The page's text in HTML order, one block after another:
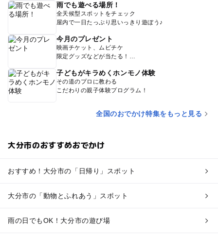
雨でも遊べる場所！
全天候型スポットをチェック
屋内で一日たっぷり思いっきり遊ぼう♪
今月のプレゼント
映画チケット、ムビチケ
限定グッズなどが当たる！
子どもがキラめくホンモノ体験
その道のプロに教わる
こだわりの親子体験プログラム！
全国のおでかけ特集をもっと見る
大分市のおすすめおでかけ
おすすめ！大分市の「日帰り」スポット
大分市の「動物とふれあう」スポット
雨の日でもOK！大分市の遊び場